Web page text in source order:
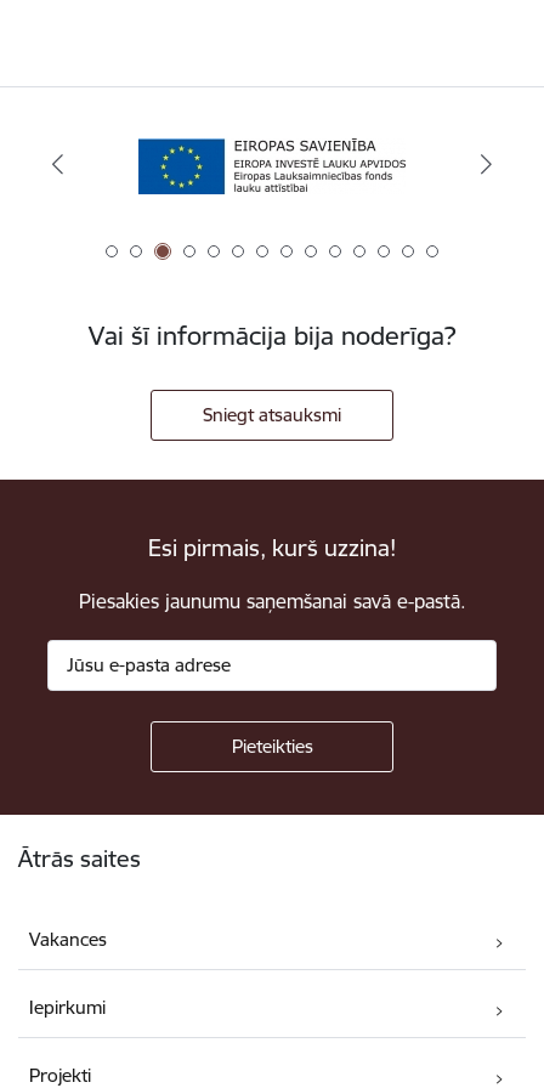
Vai šī informācija bija noderīga?
Sniegt atsauksmi
Esi pirmais, kurš uzzina!
Piesakies jaunumu saņemšanai savā e-pastā.
Ātrās saites
Vakances
Iepirkumi
Projekti